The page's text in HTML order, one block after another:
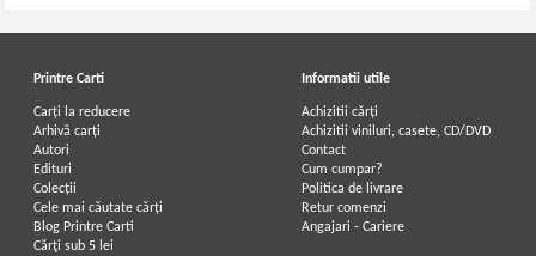
Printre Carti
Carți la reducere
Arhivă carți
Autori
Edituri
Colecții
Cele mai căutate cărți
Blog Printre Carti
Cărţi sub 5 lei
Informatii utile
Achizitii cărți
Achizitii viniluri, casete, CD/DVD
Contact
Cum cumpar?
Politica de livrare
Retur comenzi
Angajari - Cariere